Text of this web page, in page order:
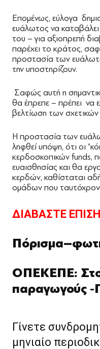
Επομένως, εύλογα
ευάλωτος να καταβάλει
του – για αξιοπρεπή
παρέχει το κράτος,
προστασία των
την υποστηρίζουν.
Σαφώς αυτή η
θα έπρεπε – πρέπει να
βελτίωση των
Η προστασία των
ληφθεί υπόψη, ότι οι
κερδοσκοπικών funds,
ευαισθησίας και θα
κερδών, καθίσταται
ομάδων που
ΔΙΑΒΑΣΤΕ
ΟΠΕΚΕΠΕ:
παραγωγούς -
Γίνετε
μηνιαίο